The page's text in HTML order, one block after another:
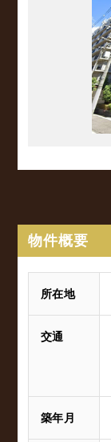
物件概要
所在地
交通
築年月